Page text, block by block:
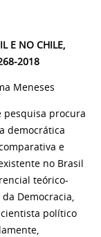
E NO CHILE,
2018
Meneses
pesquisa procura
democrática
e
no Brasil
teórico-
Democracia,
político